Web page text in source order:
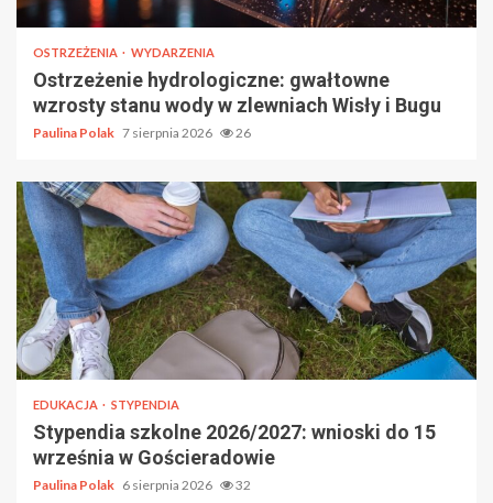
OSTRZEŻENIA WYDARZENIA
Ostrzeżenie hydrologiczne: gwałtowne
wzrosty stanu wody w zlewniach Wisły i Bugu
Paulina Polak 7 sierpnia 2026 26
EDUKACJA STYPENDIA
Stypendia szkolne 2026/2027: wnioski do 15
września w Gościeradowie
Paulina Polak 6 sierpnia 2026 32